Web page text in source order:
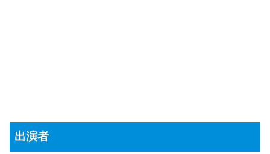
出演者